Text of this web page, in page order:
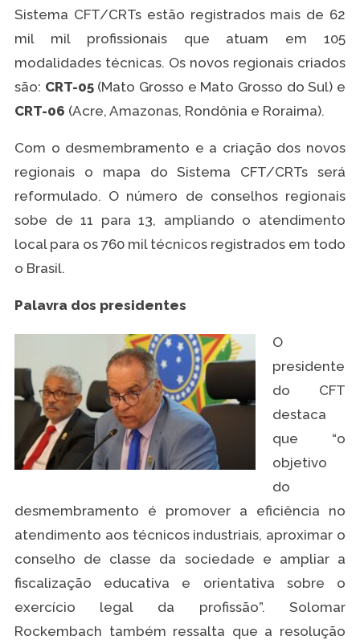
Sistema CFT/CRTs estão registrados mais de 62
mil mil profissionais que atuam em 105
modalidades técnicas. Os novos regionais criados
são: CRT-05(Mato Grosso e Mato Grosso do Sul) e
CRT-06 (Acre, Amazonas, Rondônia e Roraima).
Com o desmembramento e a criação dos novos
regionais o mapa do Sistema CFT/CRTs será
reformulado. O número de conselhos regionais
sobe de 11 para 13, ampliando o atendimento
local para os 760 mil técnicos registrados em todo
o Brasil.
Palavra dos presidentes
O
presidente
do CFT
destaca
que “o
objetivo
do
desmembramento é promover a eficiência no
atendimento aos técnicos industriais, aproximar o
conselho de classe da sociedade e ampliar a
fiscalização educativa e orientativa sobre o
exercício legal da profissão”. Solomar
Rockembach também ressalta que a resolução